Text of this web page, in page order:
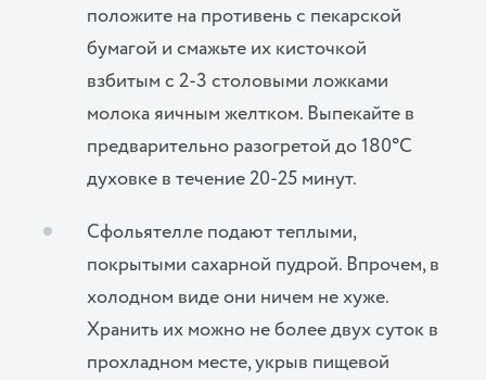
положите на противень с пекарской
бумагой и смажьте их кисточкой
взбитым с 2-3 столовыми ложками
молока яичным желтком. Выпекайте в
предварительно разогретой до 180°C
духовке в течение 20-25 минут.
Сфольятелле подают теплыми,
покрытыми сахарной пудрой. Впрочем, в
холодном виде они ничем не хуже.
Хранить их можно не более двух суток в
прохладном месте, укрыв пищевой